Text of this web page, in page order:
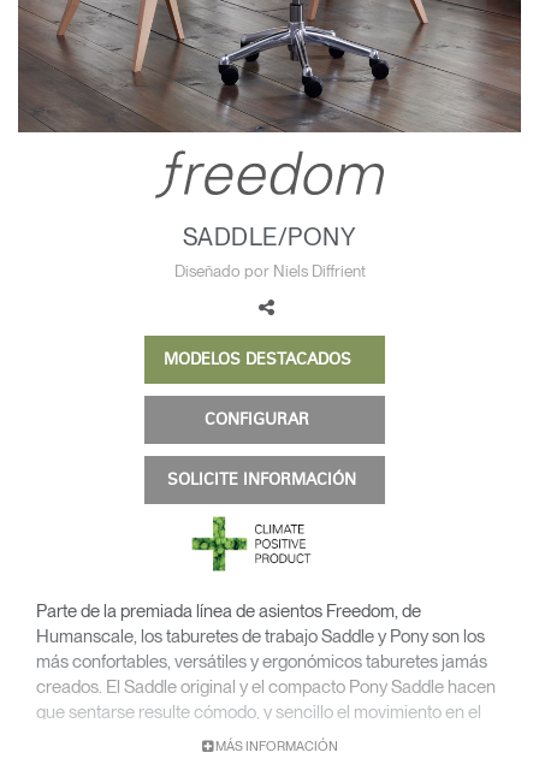
Cambiar región
Opens
Facebook
Opens
to
Twitter
Opens
to
Linkedin
Opens
to
Instagram
Opens
Humanscale
Blog
Opens
to
Pinterest
Opens
to
YouTube
SADDLE/PONY
Diseñado por Niels Diffrient
MODELOS DESTACADOS
CONFIGURAR
SOLICITE INFORMACIÓN
Parte de la premiada línea de asientos Freedom, de
Humanscale, los taburetes de trabajo Saddle y Pony son los
más confortables, versátiles y ergonómicos taburetes jamás
creados. El Saddle original y el compacto Pony Saddle hacen
que sentarse resulte cómodo, y sencillo el movimiento en el
espacio de trabajo, complementando al mismo tiempo
MÁS INFORMACIÓN